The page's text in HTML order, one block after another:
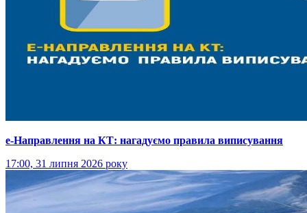
е-Направлення на КТ: нагадуємо правила виписування
17:00, 31 липня 2026 року